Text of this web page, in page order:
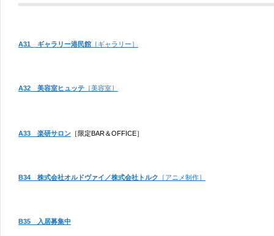
A31 ギャラリー港民館 ［ギャラリー］
A32 美容室ヒュッテ ［美容室］
A33 楽研サロン ［限定BAR＆OFFICE］
B34 株式会社オルドヴァイ／株式会社トルク ［アニメ制作］
B35 入居募集中